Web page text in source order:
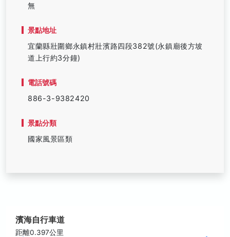
無
景點地址
宜蘭縣壯圍鄉永鎮村壯濱路四段382號(永鎮廟後方坡
道上行約3分鐘)
電話號碼
886-3-9382420
景點分類
國家風景區類
濱海自行車道
距離0.397公里